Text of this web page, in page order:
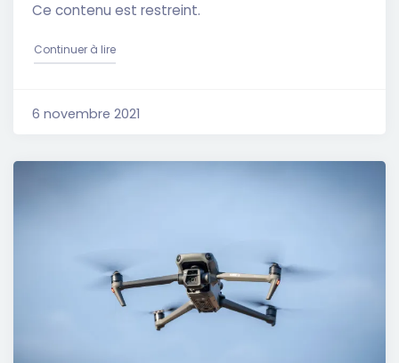
Ce contenu est restreint.
Continuer à lire"DJI RC PRO : Faut-il l’acheter ?"
6 novembre 2021